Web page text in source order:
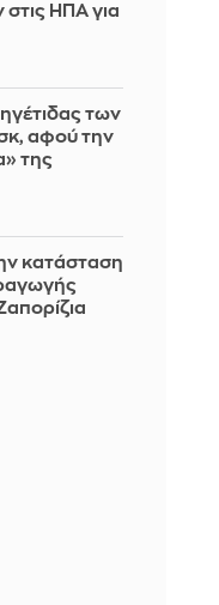
ΗΠΑ για
των
αφού την
της
κατάσταση